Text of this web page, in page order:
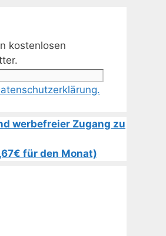
kostenlosen
werbefreier Zugang zu
für den Monat)